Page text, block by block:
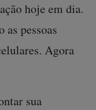
hoje em dia.
as pessoas
Agora
sua